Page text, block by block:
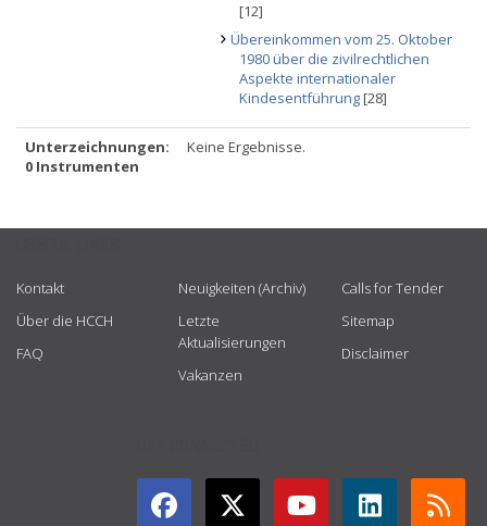
[12]
Übereinkommen vom 25. Oktober
1980 über die zivilrechtlichen
Aspekte internationaler
Kindesentführung[28]
Unterzeichnungen:
0 Instrumenten
Keine Ergebnisse.
Kontakt
Über die HCCH
FAQ
Neuigkeiten (Archiv)
Letzte
Aktualisierungen
Vakanzen
Calls for Tender
Sitemap
Disclaimer